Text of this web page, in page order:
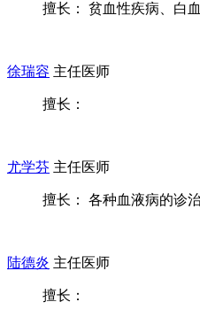
擅长： 贫血性疾病、白
徐瑞容 主任医师
擅长：
尤学芬 主任医师
擅长： 各种血液病的诊
陆德炎 主任医师
擅长：